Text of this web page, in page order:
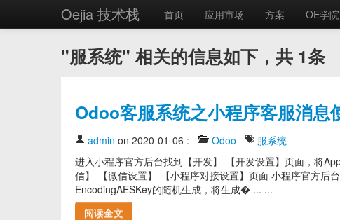
Oejia 技术栈 首页 应用市场 方案 OE学院
"服系统" 相关的信息如下，共 1条
Odoo客服系统之小程序客服消息
admin on 2020-01-06 : Odoo
服系统
进入小程序官方后台找到【开发】-【开发设置】页面，将
信】-【微信设置】-【小程序对接设置】页面 小程序官方后
EncodingAESKey的随机生成，将生成� ... ...
阅读全文